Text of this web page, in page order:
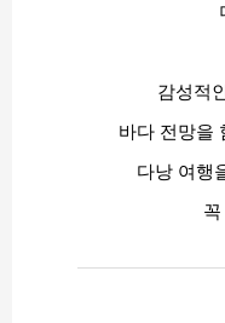
감성적
바다 전망을
다낭 여행